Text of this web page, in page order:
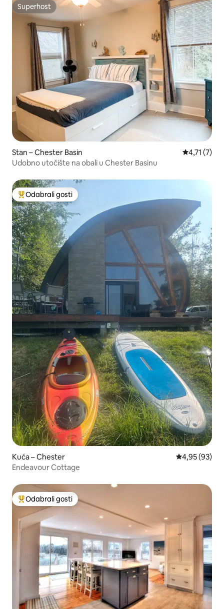
Superhost
Superhost
Stan – Chester Basin Prosječna
4,71 (7)
Udobno utočište na obali u Chester Basinu
Među najviše rangiranima s oznakom „Odabrali gosti”
Odabrali gosti
Kuća – Chester Prosječna
4,95 (93)
Endeavour Cottage
Među najviše rangiranima s oznakom „Odabrali gosti”
Odabrali gosti